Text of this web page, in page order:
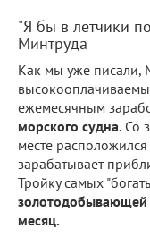
"Я бы в летчики
Минтруда
Как мы уже писали,
ежемесячным
морского судна. Со
месте расположился
зарабатывает
Тройку самых
месяц.